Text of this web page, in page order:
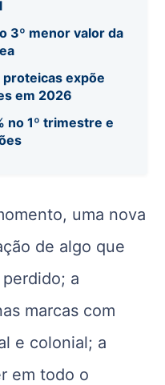
3º menor valor da
proteicas expõe
em 2026
no 1º trimestre e
uma nova
de algo que
a
marcas com
e colonial; a
em todo o